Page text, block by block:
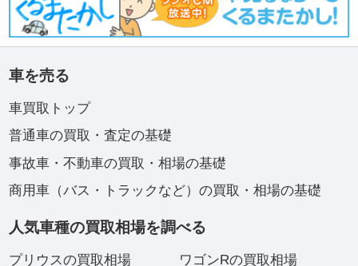
車を売る
車買取トップ
普通車の買取・査定の基礎
事故車・不動車の買取・相場の基礎
商用車（バス・トラックなど）の買取・相場の基礎
人気車種の買取相場を調べる
プリウスの買取相場
ワゴンRの買取相場